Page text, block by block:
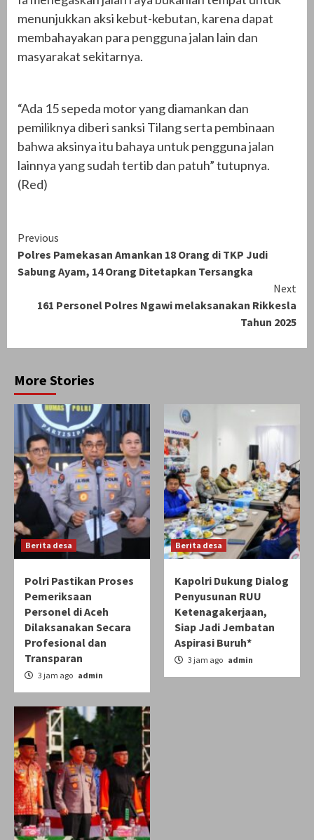
menunjukkan aksi kebut-kebutan, karena dapat
membahayakan para pengguna jalan lain dan
masyarakat sekitarnya.
“Ada 15 sepeda motor yang diamankan dan
pemiliknya diberi sanksi Tilang serta pembinaan
bahwa aksinya itu bahaya untuk pengguna jalan
lainnya yang sudah tertib dan patuh” tutupnya.
(Red)
Continue
Reading
Previous
Polres Pamekasan Amankan 18 Orang di TKP Judi
Sabung Ayam, 14 Orang Ditetapkan Tersangka
Next
161 Personel Polres Ngawi melaksanakan Rikkesla
Tahun 2025
More Stories
Berita desa
Polri Pastikan Proses
Pemeriksaan
Personel di Aceh
Dilaksanakan Secara
Profesional dan
Transparan
3 jam ago admin
Berita desa
Kapolri Dukung Dialog
Penyusunan RUU
Ketenagakerjaan,
Siap Jadi Jembatan
Aspirasi Buruh*
3 jam ago admin